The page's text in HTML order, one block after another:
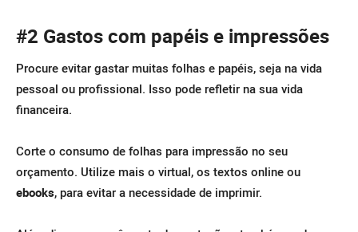
#2 Gastos com papéis e impressões
Procure evitar gastar muitas folhas e papéis, seja na vida
pessoal ou profissional. Isso pode refletir na sua vida
financeira.
Corte o consumo de folhas para impressão no seu
orçamento. Utilize mais o virtual, os textos online ou
ebooks, para evitar a necessidade de imprimir.